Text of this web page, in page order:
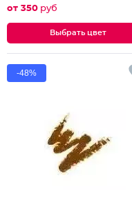
от 350 руб
Выбрать цвет
-48%